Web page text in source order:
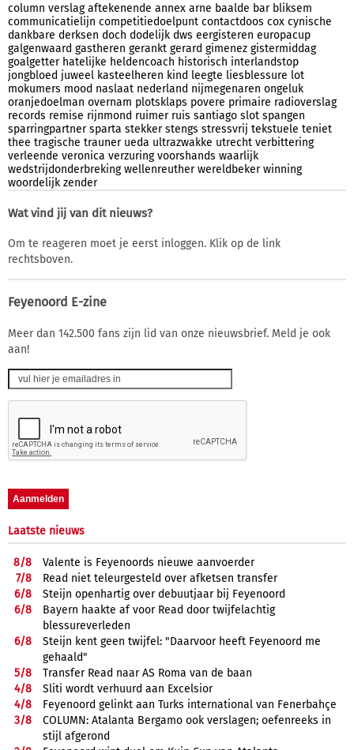
column verslag aftekenende annex arne baalde bar bliksem
communicatielijn competitiedoelpunt contactdoos cox cynische
dankbare derksen doch dodelijk dws eergisteren europacup
galgenwaard gastheren gerankt gerard gimenez gistermiddag
goalgetter hatelijke heldencoach historisch interlandstop
jongbloed juweel kasteelheren kind leegte liesblessure lot
mokumers mood naslaat nederland nijmegenaren ongeluk
oranjedoelman overnam plotsklaps povere primaire radioverslag
records remise rijnmond ruimer ruis santiago slot spangen
sparringpartner sparta stekker stengs stressvrij tekstuele teniet
thee tragische trauner ueda ultrazwakke utrecht verbittering
verleende veronica verzuring voorshands waarlijk
wedstrijdonderbreking wellenreuther wereldbeker winning
woordelijk zender
Wat vind jij van dit nieuws?
Om te reageren moet je eerst inloggen. Klik op de link
rechtsboven.
Feyenoord E-zine
Meer dan 142.500 fans zijn lid van onze nieuwsbrief. Meld je ook
aan!
Laatste nieuws
8/8
Valente is Feyenoords nieuwe aanvoerder
7/8
Read niet teleurgesteld over afketsen transfer
6/8
Steijn openhartig over debuutjaar bij Feyenoord
6/8
Bayern haakte af voor Read door twijfelachtig
blessureverleden
6/8
Steijn kent geen twijfel: "Daarvoor heeft Feyenoord me
gehaald"
5/8
Transfer Read naar AS Roma van de baan
4/8
Sliti wordt verhuurd aan Excelsior
4/8
Feyenoord gelinkt aan Turks international van Fenerbahçe
3/8
COLUMN: Atalanta Bergamo ook verslagen; oefenreeks in
stijl afgerond